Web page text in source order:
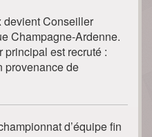
devient Conseiller
Champagne-Ardenne.
est recruté :
provenance de
d’équipe fin